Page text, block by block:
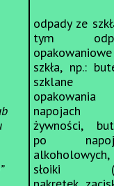
”
odpady ze
tym
szkła, np.:
szklane
żywności,
po
alkoholowych,
słoiki